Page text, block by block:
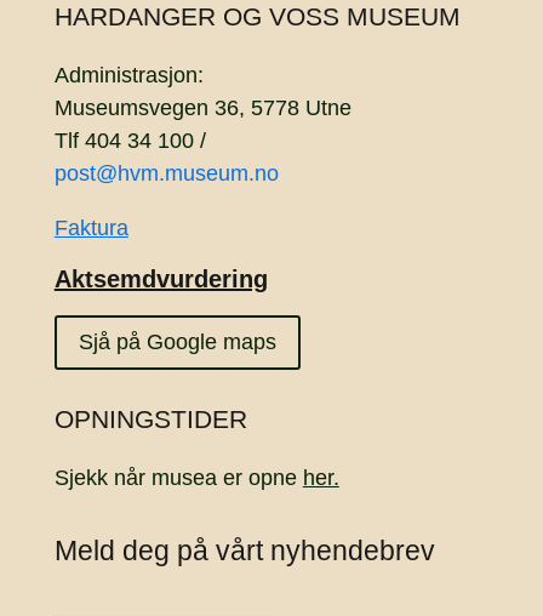
HARDANGER OG VOSS MUSEUM
Administrasjon:
Museumsvegen 36, 5778 Utne
Tlf 404 34 100 /
post@hvm.museum.no
Faktura
Aktsemdvurdering
Sjå på Google maps
OPNINGSTIDER
Sjekk når musea er opne her.
Meld deg på vårt nyhendebrev